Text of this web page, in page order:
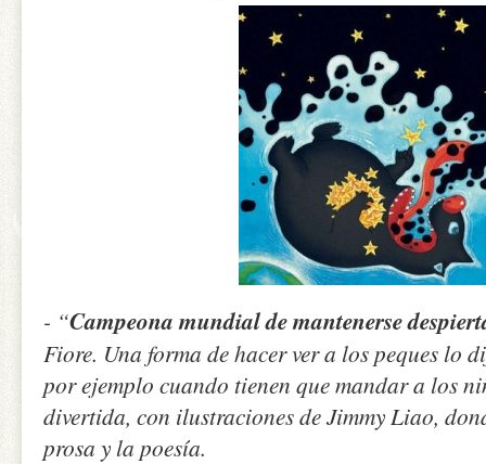
- “Campeona mundial de mantenerse
Fiore. Una forma de hacer ver a los peques lo
por ejemplo cuando tienen que mandar a los
divertida, con ilustraciones de Jimmy Liao,
prosa y la poesía.